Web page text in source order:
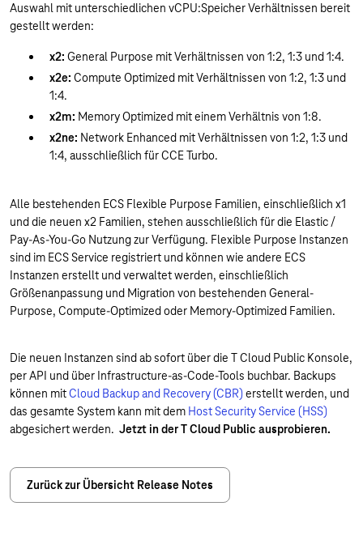
Auswahl mit unterschiedlichen vCPU:Speicher Verhältnissen bereit
gestellt werden:
x2: General Purpose mit Verhältnissen von 1:2, 1:3 und 1:4.
x2e: Compute Optimized mit Verhältnissen von 1:2, 1:3 und
1:4.
x2m: Memory Optimized mit einem Verhältnis von 1:8.
x2ne: Network Enhanced mit Verhältnissen von 1:2, 1:3 und
1:4, ausschließlich für CCE Turbo.
Alle bestehenden ECS Flexible Purpose Familien, einschließlich x1
und die neuen x2 Familien, stehen ausschließlich für die Elastic /
Pay-As-You-Go Nutzung zur Verfügung. Flexible Purpose Instanzen
sind im ECS Service registriert und können wie andere ECS
Instanzen erstellt und verwaltet werden, einschließlich
Größenanpassung und Migration von bestehenden General-
Purpose, Compute-Optimized oder Memory-Optimized Familien.
Die neuen Instanzen sind ab sofort über die T Cloud Public Konsole,
per API und über Infrastructure-as-Code-Tools buchbar. Backups
können mitCloud Backup and Recovery (CBR)erstellt werden, und
das gesamte System kann mit dem Host Security Service (HSS)
abgesichert werden. Jetzt in der T Cloud Public ausprobieren.
Zurück zur Übersicht Release Notes